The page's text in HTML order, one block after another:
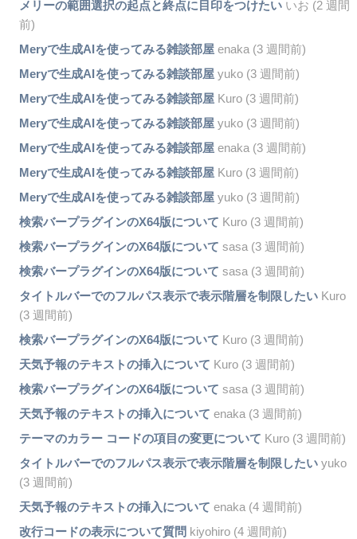
メリーの範囲選択の起点と終点に目印をつけたいいお (2 週間
前)
Meryで生成AIを使ってみる雑談部屋enaka (3 週間前)
Meryで生成AIを使ってみる雑談部屋yuko (3 週間前)
Meryで生成AIを使ってみる雑談部屋Kuro (3 週間前)
Meryで生成AIを使ってみる雑談部屋yuko (3 週間前)
Meryで生成AIを使ってみる雑談部屋enaka (3 週間前)
Meryで生成AIを使ってみる雑談部屋Kuro (3 週間前)
Meryで生成AIを使ってみる雑談部屋yuko (3 週間前)
検索バープラグインのX64版について Kuro (3 週間前)
検索バープラグインのX64版について sasa (3 週間前)
検索バープラグインのX64版について sasa (3 週間前)
タイトルバーでのフルパス表示で表示階層を制限したいKuro
(3 週間前)
検索バープラグインのX64版について Kuro (3 週間前)
天気予報のテキストの挿入について Kuro (3 週間前)
検索バープラグインのX64版について sasa (3 週間前)
天気予報のテキストの挿入について enaka (3 週間前)
テーマのカラー コードの項目の変更について Kuro (3 週間前)
タイトルバーでのフルパス表示で表示階層を制限したいyuko
(3 週間前)
天気予報のテキストの挿入について enaka (4 週間前)
改行コードの表示について質問 kiyohiro (4 週間前)